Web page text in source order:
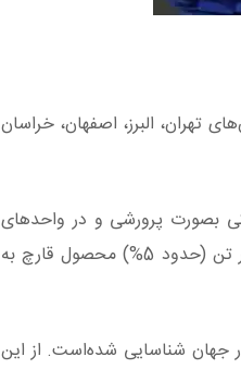
تهران، البرز، اصفهان، خراسان
بصورت پرورشی و در واحدهای
پرورش قارچ خوراکی تولید می‌شوند و از مجموع کل تولید قارچ خوراکی کشور. سالانه بین 5 تا 6 هزار تن (حدود 5%) محصول قارچ به
و ایران افزود: طبق گزارش‌های موجود، بیش از 37500 گونه قارچ در جهان شناسایی شده‌است. از این